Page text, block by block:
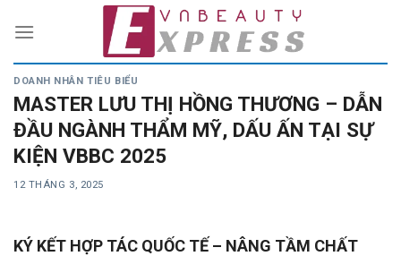
DOANH NHÂN TIÊU BIỂU
MASTER LƯU THỊ HỒNG THƯƠNG – DẪN
ĐẦU NGÀNH THẨM MỸ, DẤU ẤN TẠI SỰ
KIỆN VBBC 2025
12 THÁNG 3, 2025
KÝ KẾT HỢP TÁC QUỐC TẾ – NÂNG TẦM CHẤT